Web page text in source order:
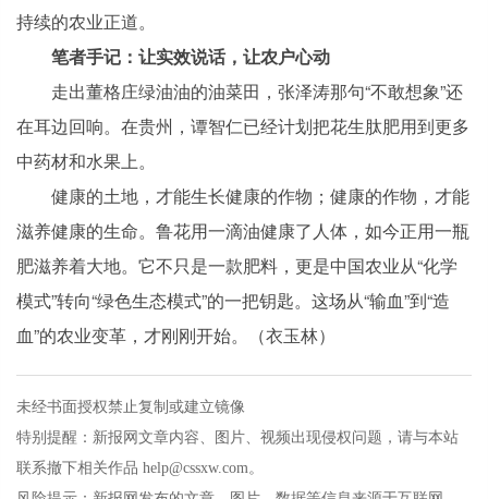
持续的农业正道。
笔者手记：让实效说话，让农户心动
走出董格庄绿油油的油菜田，张泽涛那句“不敢想象”还
在耳边回响。在贵州，谭智仁已经计划把花生肽肥用到更多
中药材和水果上。
健康的土地，才能生长健康的作物；健康的作物，才能
滋养健康的生命。鲁花用一滴油健康了人体，如今正用一瓶
肥滋养着大地。它不只是一款肥料，更是中国农业从“化学
模式”转向“绿色生态模式”的一把钥匙。这场从“输血”到“造
血”的农业变革，才刚刚开始。（衣玉林）
未经书面授权禁止复制或建立镜像
特别提醒：新报网文章内容、图片、视频出现侵权问题，请与本站
联系撤下相关作品 help@cssxw.com。